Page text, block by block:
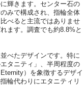
輝きます。センター石の
みで構成され、指輪全体
べると主流ではありませ
ます。調査でも約8.8%と
べたデザインです。特に
タニティ」、半周程度の
）を象徴するデザイ
輪代わりにエタニティリ